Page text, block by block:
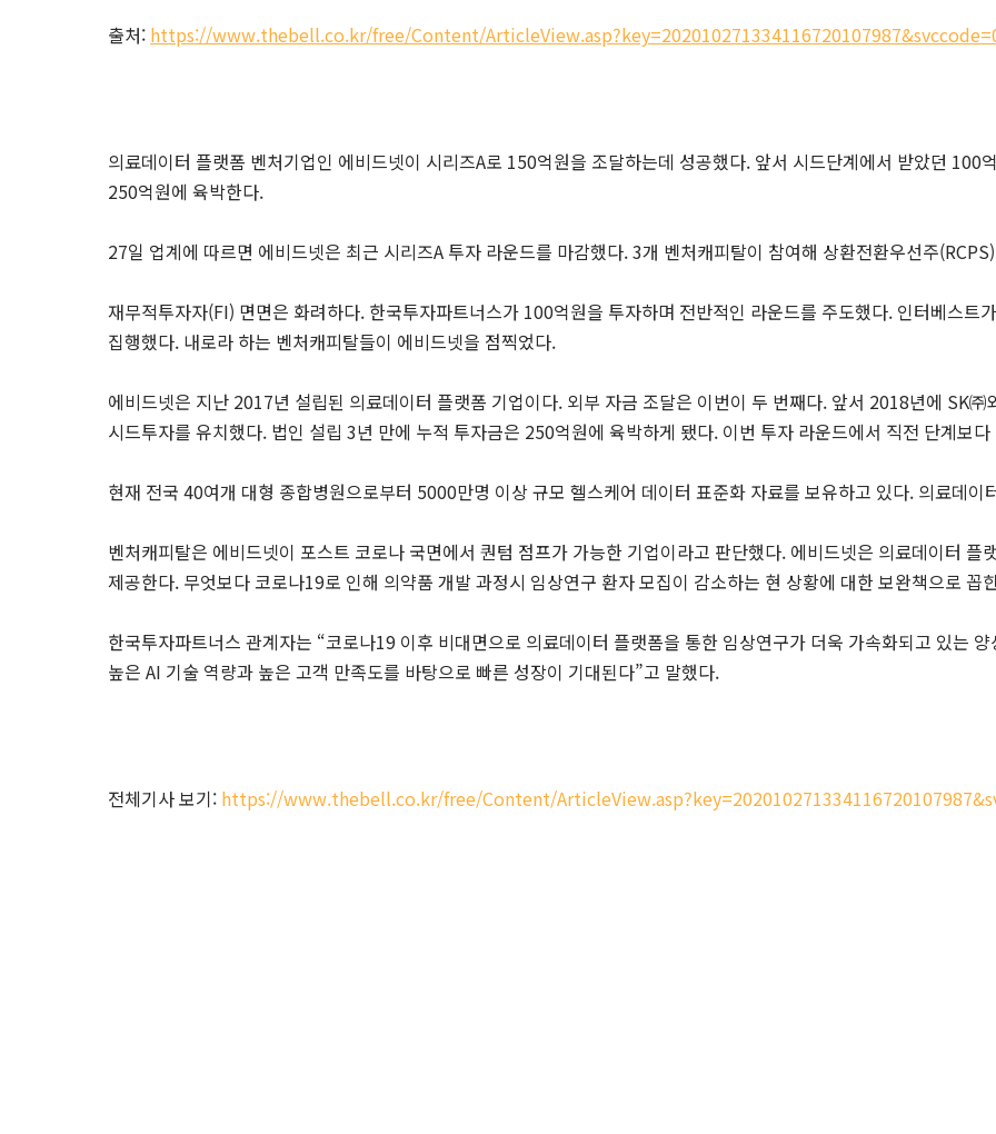
출처: https://www.thebell.co.kr/free/Content/
의료데이터 플랫폼 벤처기업인 에비드넷이 시리즈A로 150억원을 조달하는데 성공했다. 앞서 시드단계에서 받았던 100
250억원에 육박한다.
27일 업계에 따르면 에비드넷은 최근 시리즈A 투자 라운드를 마감했다. 3개 벤처캐피탈이 참여해 상환전환우선주
재무적투자자(FI) 면면은 화려하다. 한국투자파트너스가 100억원을 투자하며 전반적인 라운드를 주도했다. 인터베스트
집행했다. 내로라 하는 벤처캐피탈들이 에비드넷을 점찍었다.
에비드넷은 지난 2017년 설립된 의료데이터 플랫폼 기업이다. 외부 자금 조달은 이번이 두 번째다. 앞서 2018년에 SK
시드투자를 유치했다. 법인 설립 3년 만에 누적 투자금은 250억원에 육박하게 됐다. 이번 투자 라운드에서 직전 단계보
현재 전국 40여개 대형 종합병원으로부터 5000만명 이상 규모 헬스케어 데이터 표준화 자료를 보유하고 있다. 의료데
벤처캐피탈은 에비드넷이 포스트 코로나 국면에서 퀀텀 점프가 가능한 기업이라고 판단했다. 에비드넷은 의료데이터
제공한다. 무엇보다 코로나19로 인해 의약품 개발 과정시 임상연구 환자 모집이 감소하는 현 상황에 대한 보완책으로 꼽
한국투자파트너스 관계자는 “코로나19 이후 비대면으로 의료데이터 플랫폼을 통한 임상연구가 더욱 가속화되고 있는
높은 AI 기술 역량과 높은 고객 만족도를 바탕으로 빠른 성장이 기대된다”고 말했다.
전체기사 보기: https://www.thebell.co.kr/free/Content/